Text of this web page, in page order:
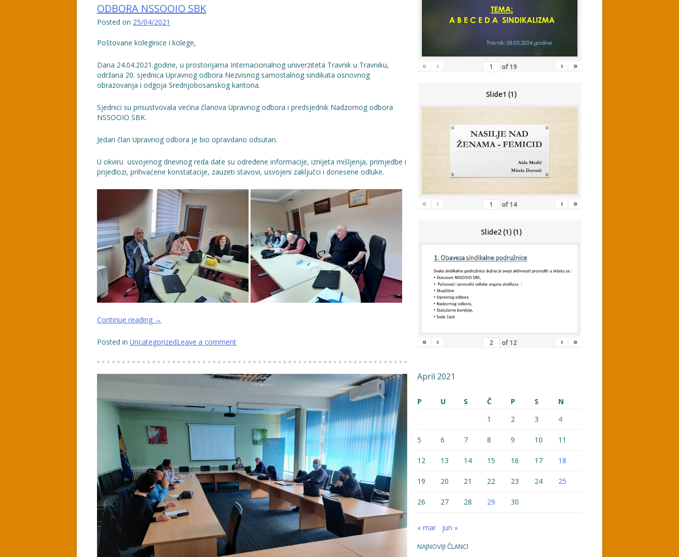
ODBORA NSSOOIO SBK
Posted on 25/04/2021
Poštovane koleginice i kolege,
Dana 24.04.2021.godine, u prostorijama Internacionalnog univerziteta Travnik u Travniku,
održana 20. sjednica Upravnog odbora Nezvisnog samostalnog sindikata osnovnog
obrazovanja i odgoja Srednjobosanskog kantona.
Sjednici su prisustvovala većina članova Upravnog odbora i predsjednik Nadzornog odbora
NSSOOIO SBK.
Jedan član Upravnog odbora je bio opravdano odsutan.
U okviru usvojenog dnevnog reda date su određene informacije, iznijeta mišljenja, primjedbe i
prijedlozi, prihvaćene konstatacije, zauzeti stavovi, usvojeni zaključci i donesene odluke.
Continue reading “INFORMACIJE,
PRIMJEDBE,
PRIJEDLOZI,
KONSTATACIJE,
ODLUKE
SA
20.
SJEDNICE
UPRAVNOG
NSSOOIO
SBK”
→
Posted in UncategorizedLeave a comment
« ‹ of 19 › »
Slide1 (1)
« ‹ of 14 › »
Slide2 (1) (1)
« ‹ of 12 › »
April 2021
P U S Č P S
N
1
2 3 4
5 6 7 8 9 10 11
12 13 14 15 16 17 18
19 20 21 22 23 24 25
26 27 28 29 30
« mar jun »
NAJNOVIJI ČLANCI